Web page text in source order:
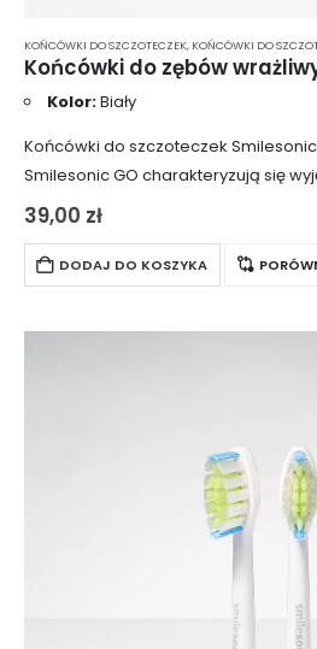
KOŃCÓWKI DO SZCZOTECZEK, KOŃCÓWKI DO
Kolor:Biały
Końcówki do szczoteczek Smilesonic
Smilesonic GO charakteryzują się
włosiem, które nie podrażnia
osoby mające problemy…
39,00 zł
DODAJ DO KOSZYKA